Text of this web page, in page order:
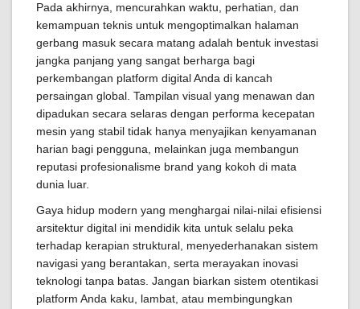
Pada akhirnya, mencurahkan waktu, perhatian, dan
kemampuan teknis untuk mengoptimalkan halaman
gerbang masuk secara matang adalah bentuk investasi
jangka panjang yang sangat berharga bagi
perkembangan platform digital Anda di kancah
persaingan global. Tampilan visual yang menawan dan
dipadukan secara selaras dengan performa kecepatan
mesin yang stabil tidak hanya menyajikan kenyamanan
harian bagi pengguna, melainkan juga membangun
reputasi profesionalisme brand yang kokoh di mata
dunia luar.
Gaya hidup modern yang menghargai nilai-nilai efisiensi
arsitektur digital ini mendidik kita untuk selalu peka
terhadap kerapian struktural, menyederhanakan sistem
navigasi yang berantakan, serta merayakan inovasi
teknologi tanpa batas. Jangan biarkan sistem otentikasi
platform Anda kaku, lambat, atau membingungkan